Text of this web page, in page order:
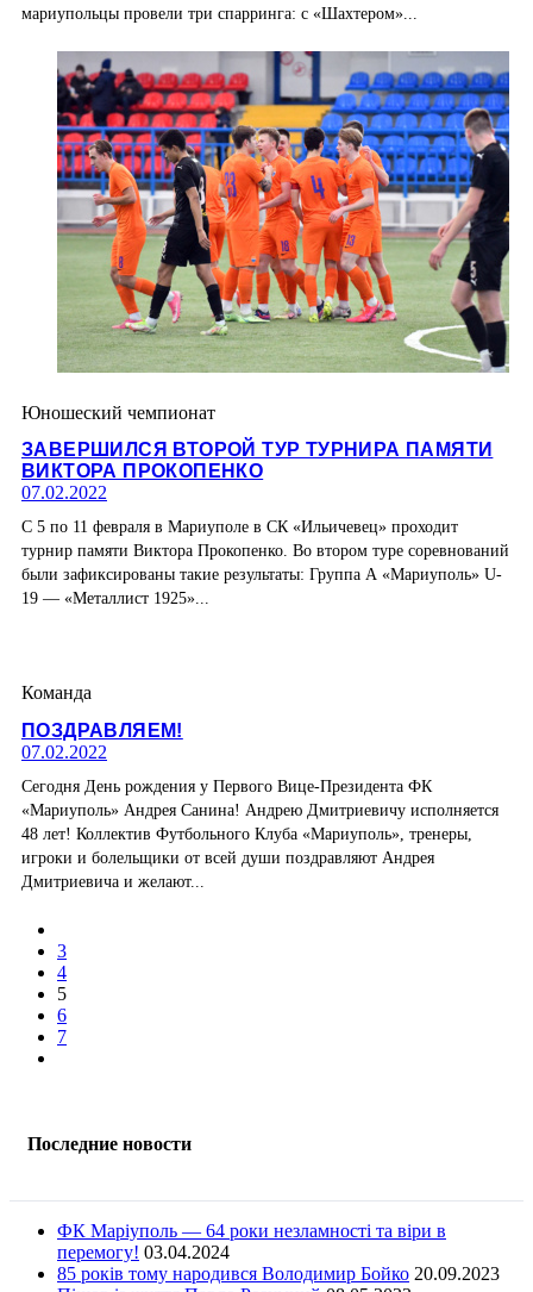
мариупольцы провели три спарринга: с «Шахтером»...
Юношеский чемпионат
ЗАВЕРШИЛСЯ ВТОРОЙ ТУР ТУРНИРА ПАМЯТИ
ВИКТОРА ПРОКОПЕНКО
07.02.2022
С 5 по 11 февраля в Мариуполе в СК «Ильичевец» проходит
турнир памяти Виктора Прокопенко. Во втором туре соревнований
были зафиксированы такие результаты: Группа А «Мариуполь» U-
19 — «Металлист 1925»...
Команда
ПОЗДРАВЛЯЕМ!
07.02.2022
Сегодня День рождения у Первого Вице-Президента ФК
«Мариуполь» Андрея Санина! Андрею Дмитриевичу исполняется
48 лет! Коллектив Футбольного Клуба «Мариуполь», тренеры,
игроки и болельщики от всей души поздравляют Андрея
Дмитриевича и желают...
3
4
5
6
7
Последние новости
ФК Маріуполь — 64 роки незламності та віри в
перемогу! 03.04.2024
85 років тому народився Володимир Бойко 20.09.2023